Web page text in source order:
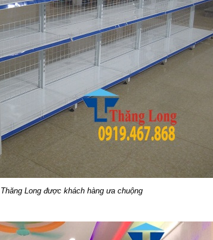
Long được khách hàng ưa chuộng